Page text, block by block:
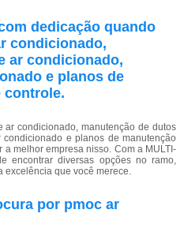
dedicação quando
condicionado,
ar condicionado,
e planos de
controle.
condicionado, manutenção de dutos
e planos de manutenção
melhor empresa nisso. Com a MULTI-
encontrar diversas opções no ramo,
excelência que você merece.
por pmoc ar